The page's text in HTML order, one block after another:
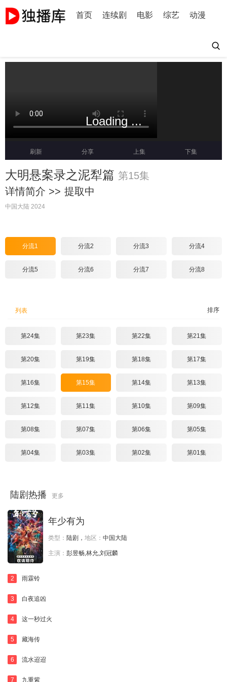
首页 连续剧 电影 综艺 动漫
Loading ...
刷新 分享 上集 下集
大明悬案录之泥犁篇 第15集
详情简介 >> 提取中
中国大陆 2024
分流1 分流2 分流3 分流4
分流5 分流6 分流7 分流8
排序
列表
第24集 第23集 第22集 第21集
第20集 第19集 第18集 第17集
第16集 第15集 第14集 第13集
第12集 第11集 第10集 第09集
第08集 第07集 第06集 第05集
第04集 第03集 第02集 第01集
陆剧热播 更多
年少有为
类型： 陆剧， 地区： 中国大陆
主演： 彭昱畅,林允,刘冠麟
2 雨霖铃
3 白夜追凶
4 这一秒过火
5 藏海传
6 流水迢迢
7 九重紫